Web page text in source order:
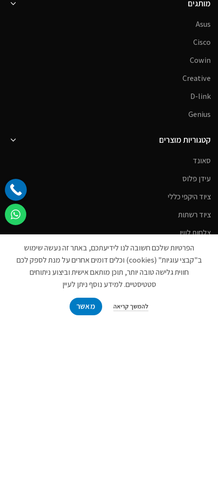
מותגים
Asus
Cisco
Cowin
Creative
D-link
Genius
קטגוריות מוצרים
סאונד
עידן פלוס
ציוד היקפי כללי
ציוד רשתות
צלחות לווין
רמקולים
ראוטרים
הפרטיות שלכם חשובה לנו לידיעתכם, באתר זה נעשה שימוש
ב"קבצי עוגיות" (cookies) וכלים דומים אחרים על מנת לספק לכם
חווית גלישה טובה יותר, תוכן מותאם אישית וביצוע ניתוחים
סטטיסטיים. למידע נוסף ניתן לעיין
להמשך קריאה מאשר